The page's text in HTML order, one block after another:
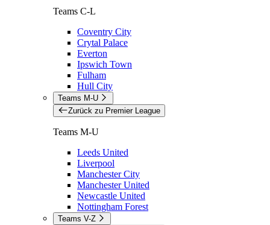
Teams C-L
Coventry City
Crytal Palace
Everton
Ipswich Town
Fulham
Hull City
Teams M-U
Zurück zu Premier League
Teams M-U
Leeds United
Liverpool
Manchester City
Manchester United
Newcastle United
Nottingham Forest
Teams V-Z